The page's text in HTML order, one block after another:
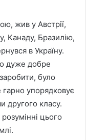
жив у Австрiї,
Канаду, Бразилiю,
в Україну.
дуже добре
було
упорядковує
другого класу.
цього